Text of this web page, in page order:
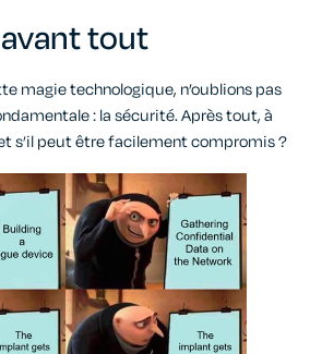
tout
magie technologique, n’oublions pas
: la sécurité. Après tout, à
s’il peut être facilement compromis ?